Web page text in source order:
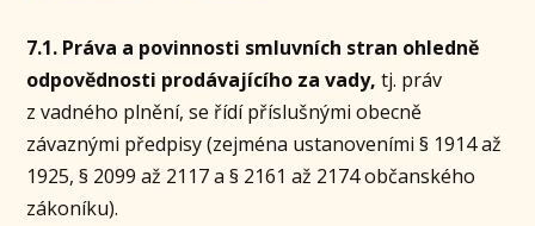
7.1. Práva a povinnosti smluvních stran ohledně
odpovědnosti prodávajícího za vady, tj. práv
z vadného plnění, se řídí příslušnými obecně
závaznými předpisy (zejména ustanoveními § 1914 až
1925, § 2099 až 2117 a § 2161 až 2174 občanského
zákoníku).